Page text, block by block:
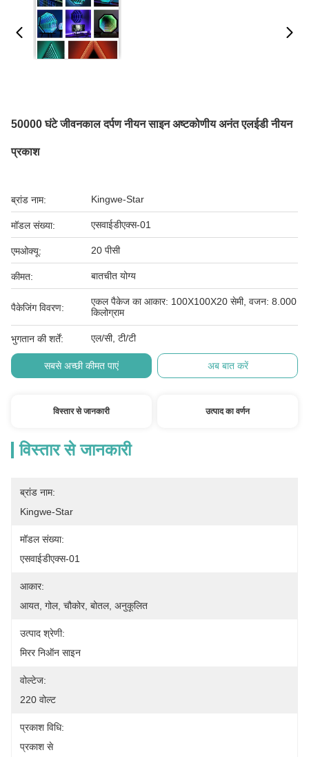
50000 घंटे जीवनकाल दर्पण नीयन साइन अष्टकोणीय अनंत एलईडी नीयन
प्रकाश
ब्रांड नाम: Kingwe-Star
मॉडल संख्या: एसवाईडीएक्स-01
एमओक्यू: 20 पीसी
कीमत: बातचीत योग्य
पैकेजिंग विवरण:
एकल पैकेज का आकार: 100X100X20 सेमी, वजन: 8.000
किलोग्राम
भुगतान की शर्तें: एल/सी, टी/टी
सबसे अच्छी कीमत पाएं अब बात करें
विस्तार से जानकारी उत्पाद का वर्णन
विस्तार से जानकारी
ब्रांड नाम:
Kingwe-Star
मॉडल संख्या:
एसवाईडीएक्स-01
आकार:
आयत, गोल, चौकोर, बोतल, अनुकूलित
उत्पाद श्रेणी:
मिरर निऑन साइन
वोल्टेज:
220 वोल्ट
प्रकाश विधि:
प्रकाश से